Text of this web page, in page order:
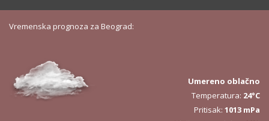
Vremenska prognoza za Beograd:
Umereno oblačno
Temperatura: 24°C
Pritisak: 1013 mPa